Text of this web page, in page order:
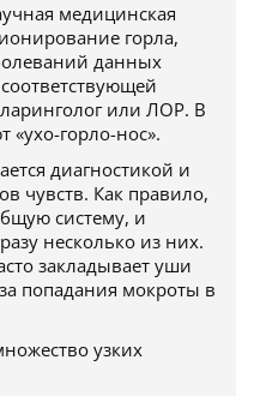
медицинская
горла,
данных
или ЛОР. В
«ухо-горло-нос».
диагностикой и
чувств. Как правило,
систему, и
несколько из них.
закладывает уши
попадания мокроты в
узких